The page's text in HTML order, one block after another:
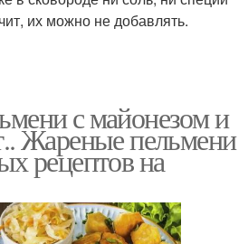
их можно не добавлять.
с майонезом и
Жареные пельмени
рецептов на